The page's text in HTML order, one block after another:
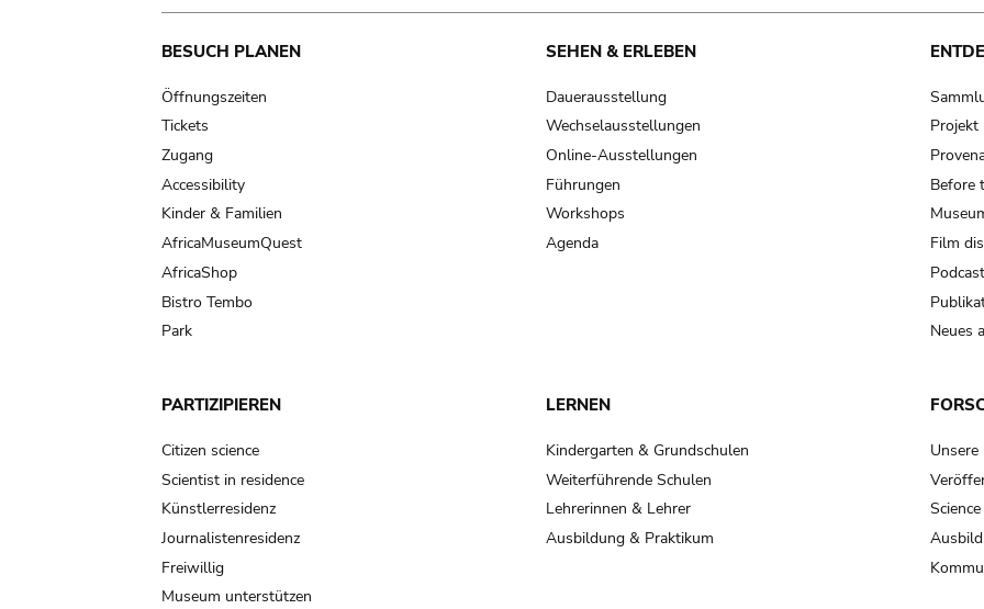
Main
navigation
BESUCH PLANEN
Öffnungszeiten
Tickets
Zugang
Accessibility
Kinder & Familien
AfricaMuseumQuest
AfricaShop
Bistro Tembo
Park
SEHEN & ERLEBEN
Dauerausstellung
Wechselausstellungen
Online-Ausstellungen
Führungen
Workshops
Agenda
Projekt
Before
Film
Neues
PARTIZIPIEREN
Citizen science
Scientist in residence
Künstlerresidenz
Journalistenresidenz
Freiwillig
Museum unterstützen
LERNEN
Kindergarten & Grundschulen
Weiterführende Schulen
Lehrerinnen & Lehrer
Ausbildung & Praktikum